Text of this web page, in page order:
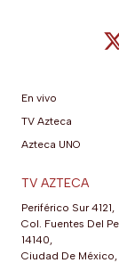
En vivo
TV Azteca
Azteca UNO
TV AZTECA
Periférico Sur 4121,
Col. Fuentes Del
14140,
Ciudad De México,